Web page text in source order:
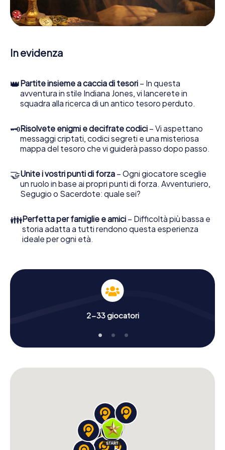
enigmatiche, la aiuta a raccogliere oggetti e la guida in
sicurezza per Poissy.
immergerete sempre più in profondità nell'emozionante
storia, presto scoprirete che il prezioso tesoro è a pochi
In evidenza
👑Partite insieme a caccia di tesori – In questa
avventura in stile Indiana Jones, vi lancerete in
squadra alla ricerca di un antico tesoro perduto.
🗝Risolvete enigmi e decifrate codici – Vi aspettano
messaggi criptati, codici segreti e una misteriosa
mappa del tesoro che vi guiderà passo dopo passo.
🤝Unite i vostri punti di forza – Ogni giocatore sceglie
un ruolo in base ai propri punti di forza. Avventuriero,
Segugio o Sacerdote: quale sei?
👪Perfetta per famiglie e amici – Difficoltà più bassa e
storia adatta a tutti rendono questa esperienza
ideale per ogni età.
2-33 giocatori